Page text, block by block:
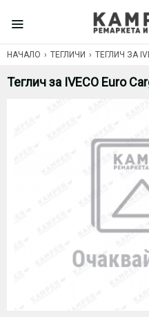
НАЧАЛО ТЕГЛИЧИ ТЕГЛИЧ ЗА
Теглич за IVECO Euro